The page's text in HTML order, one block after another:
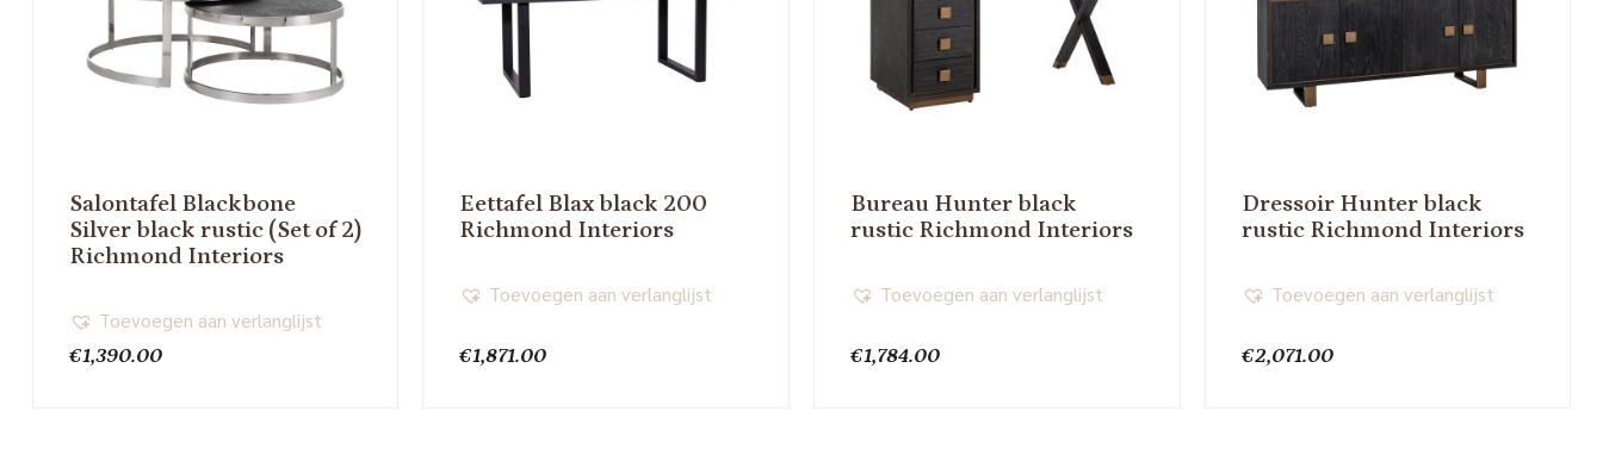
Salontafel Blackbone
Silver black rustic (Set of 2)
Richmond Interiors
€1,390.00
Toevoegen aan verlanglijst
Eettafel Blax black 200
Richmond Interiors
€1,871.00
Toevoegen aan verlanglijst
Bureau Hunter black
rustic Richmond Interiors
€1,784.00
Toevoegen aan verlanglijst
Dressoir Hunter black
rustic Richmond Interiors
€2,071.00
Toevoegen aan verlanglijst